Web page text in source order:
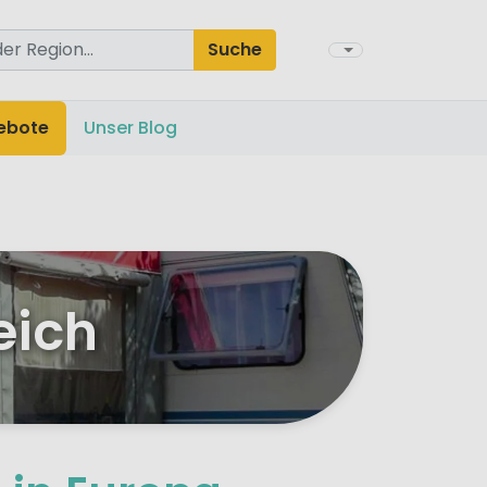
Suche
Unser Blog